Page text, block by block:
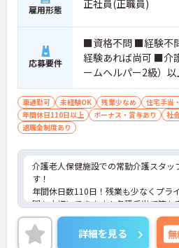
雇用形態 正社員(正職員)
応募要件
■資格不問 ■経験不
経験あれば尚可 ■介
ームヘルパー2級）
普通自動車運転免許
PCスキル：パソコン
面への文字入力程度
車通勤可 未経験OK 残業少なめ 住宅手当
年間休日110日以上
ボーナス・賞与あり 社
退職金制度あり
介護老人保健施設での常勤介護スタッ
す！
年間休日数110日！残業も少なくプラ
間も大切にできます！各種手当て等も
ので安心して長期での就業が可能！
ご興味ある方には、面接のポイントな
細をお話致しますのでお気軽にご相談
詳細を見る